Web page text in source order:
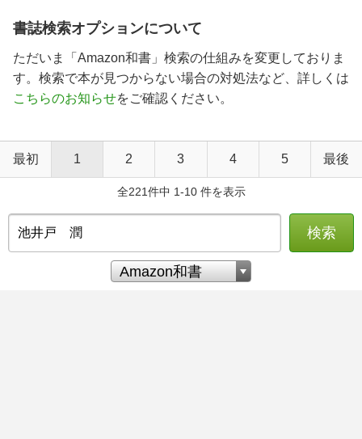
書誌検索オプションについて
ただいま「Amazon和書」検索の仕組みを変更しておりま
す。検索で本が見つからない場合の対処法など、詳しくは
こちらのお知らせをご確認ください。
最初 1 2 3 4 5 最後
全221件中 1-10 件を表示
検索